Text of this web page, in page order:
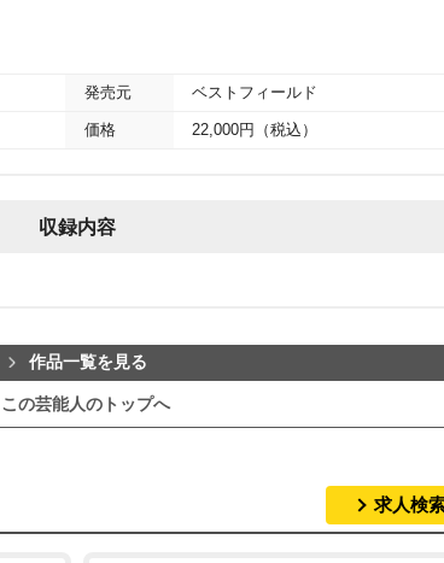
発売元 ベストフィールド
価格 22,000円（税込）
収録内容
作品一覧を見る
この芸能人のトップへ
求人検